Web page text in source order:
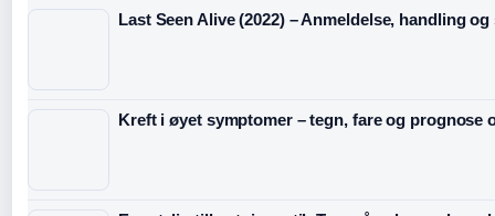
Last Seen Alive (2022) – Anmeldelse, handling
Kreft i øyet symptomer – tegn, fare og prognose